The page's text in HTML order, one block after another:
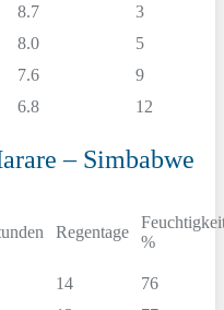
8.7
3
8.0
5
7.6
9
6.8 12
– Simbabwe
Regentage
%
14
76